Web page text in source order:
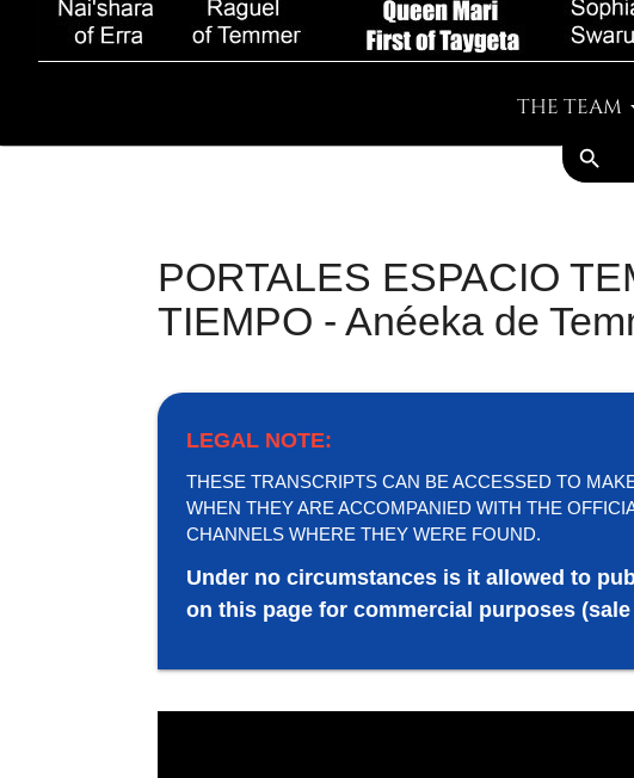
THE TEAM
search
PORTALES ESPACIO
TIEMPO - Anéeka de
LEGAL NOTE:
THESE TRANSCRIPTS CAN BE ACCESSED TO
WHEN THEY ARE ACCOMPANIED WITH THE
CHANNELS WHERE THEY WERE FOUND.
Under no circumstances is it allowed to
on this page for commercial purposes